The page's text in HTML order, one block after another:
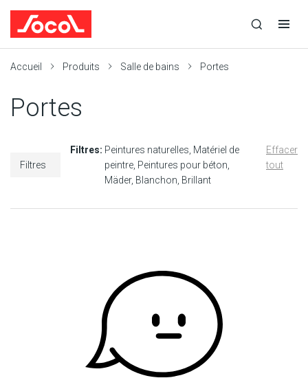
recherche
recherche
navigation
Accueil Produits Salle de bains Portes
Portes
Filtres
Filtres: Peintures naturelles Matériel de
peintre Peintures pour béton
Mäder Blanchon Brillant
Effacer
tout